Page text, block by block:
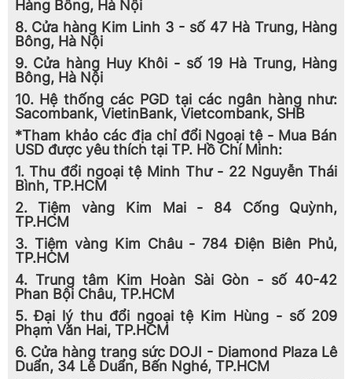
Hàng Bông, Hà Nội
8. Cửa hàng Kim Linh 3 - số 47 Hà Trung, Hàng
Bông, Hà Nội
9. Cửa hàng Huy Khôi - số 19 Hà Trung, Hàng
Bông, Hà Nội
10. Hệ thống các PGD tại các ngân hàng như:
Sacombank, VietinBank, Vietcombank, SHB
*Tham khảo các địa chỉ đổi Ngoại tệ - Mua Bán
USD được yêu thích tại TP. Hồ Chí Minh:
1. Thu đổi ngoại tệ Minh Thư - 22 Nguyễn Thái
Bình, TP.HCM
2. Tiệm vàng Kim Mai - 84 Cống Quỳnh,
TP.HCM
3. Tiệm vàng Kim Châu - 784 Điện Biên Phủ,
TP.HCM
4. Trung tâm Kim Hoàn Sài Gòn - số 40-42
Phan Bội Châu, TP.HCM
5. Đại lý thu đổi ngoại tệ Kim Hùng - số 209
Phạm Văn Hai, TP.HCM
6. Cửa hàng trang sức DOJI - Diamond Plaza Lê
Duẩn, 34 Lê Duẩn, Bến Nghé, TP.HCM